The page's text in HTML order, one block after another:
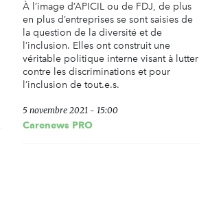
À l’image d’APICIL ou de FDJ, de plus
en plus d’entreprises se sont saisies de
la question de la diversité et de
l’inclusion. Elles ont construit une
véritable politique interne visant à lutter
contre les discriminations et pour
l’inclusion de tout.e.s.
5 novembre 2021 - 15:00
Carenews PRO